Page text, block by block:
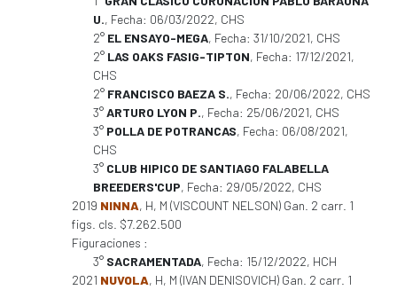
U., Fecha: 06/03/2022, CHS
2° EL ENSAYO-MEGA, Fecha: 31/10/2021, CHS
2° LAS OAKS FASIG-TIPTON, Fecha: 17/12/2021,
CHS
2° FRANCISCO BAEZA S., Fecha: 20/06/2022, CHS
3°ARTURO LYON P., Fecha: 25/06/2021, CHS
3° POLLA DE POTRANCAS, Fecha: 06/08/2021,
CHS
3° CLUB HIPICO DE SANTIAGO FALABELLA
BREEDERS'CUP, Fecha: 29/05/2022, CHS
2019 NINNA, H, M (VISCOUNT NELSON) Gan. 2 carr. 1
figs. cls. $7.262.500
Figuraciones :
3° SACRAMENTADA, Fecha: 15/12/2022, HCH
2021 NUVOLA, H, M (IVAN DENISOVICH) Gan. 2 carr. 1